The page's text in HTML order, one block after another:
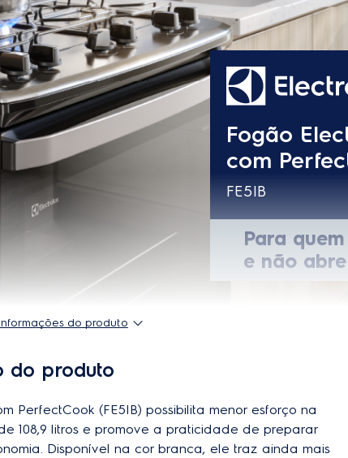
Prateleiras do forno superior
Capacidade do forno superior (L)
Número de bocas 5
Trempe (grade da mesa) Individual / Arame Cilíndrico
Capacidade do forno inferior ou simples (L) 108,9 L
Forno simples / duplo Simples
Número de prateleiras
Capacidade do Forno
Tipo de combustível do
fogão
GLP com primeira conversão
gratuita
do produto
do produto
PerfectCook (FE5IB) possibilita menor esforço na
108,9 litros e promove a praticidade de preparar
Disponível na cor branca, ele traz ainda mais